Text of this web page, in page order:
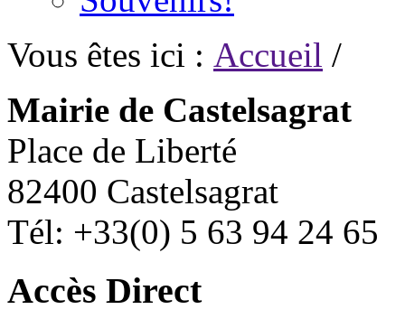
Vous êtes ici : Accueil /
Mairie de Castelsagrat
Place de Liberté
82400 Castelsagrat
Tél: +33(0) 5 63 94 24 65
Accès Direct